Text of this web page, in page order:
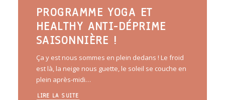
PROGRAMME YOGA ET
HEALTHY ANTI-DÉPRIME
SAISONNIÈRE !
Ça y est nous sommes en plein dedans ! Le froid
est là, la neige nous guette, le soleil se couche en
plein après-midi…
LIRE LA SUITE